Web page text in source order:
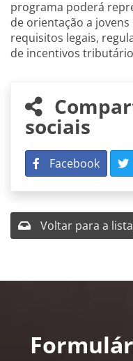
programa poderá
de orientação a
requisitos legais,
de incentivos
sociais
Facebook
Voltar para a